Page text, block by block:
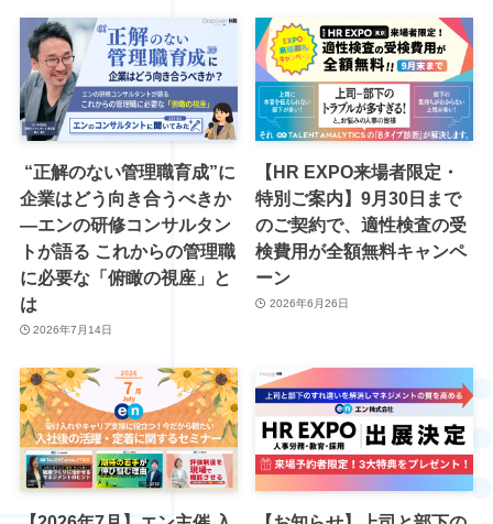
“正解のない管理職育成”に
企業はどう向き合うべきか
―エンの研修コンサルタン
トが語る これからの管理職
に必要な「俯瞰の視座」と
は
2026年7月14日
【HR EXPO来場者限定・
特別ご案内】9月30日まで
のご契約で、適性検査の受
検費用が全額無料キャンペ
ーン
2026年6月26日